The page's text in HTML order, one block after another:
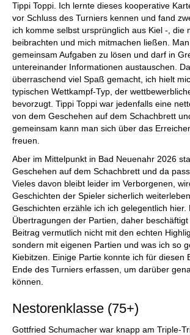
Tippi Toppi. Ich lernte dieses kooperative
vor Schluss des Turniers kennen und fand
ich komme selbst ursprünglich aus Kiel -, die
beibrachten und mich mitmachen ließen.
gemeinsam Aufgaben zu lösen und darf in
untereinander Informationen austauschen.
überraschend viel Spaß gemacht, ich hielt
typischen Wettkampf-Typ, der
bevorzugt. Tippi Toppi war jedenfalls eine
von dem Geschehen auf dem Schachbrett
gemeinsam kann man sich über das
freuen.
Aber im Mittelpunkt in Bad Neuenahr 2026
Geschehen auf dem Schachbrett und da
Vieles davon bleibt leider im Verborgenen,
Geschichten der Spieler sicherlich
Geschichten erzähle ich ich gelegentlich hier.
Übertragungen der Partien, daher
Beitrag vermutlich nicht mit den echten
sondern mit eigenen Partien und was ich so
Kiebitzen. Einige Partie konnte ich für diesen
Ende des Turniers erfassen, um darüber
können.
Nestorenklasse (75+)
Gottfried Schumacher war knapp am Triple-